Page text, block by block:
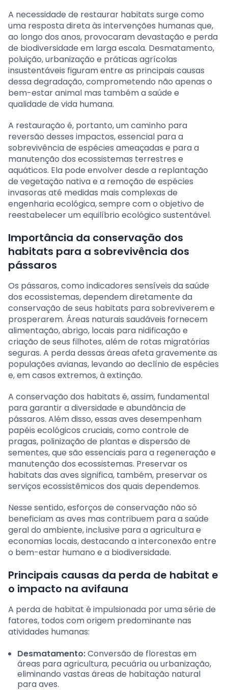
A necessidade de restaurar habitats surge como
uma resposta direta às intervenções humanas que,
ao longo dos anos, provocaram devastação e perda
de biodiversidade em larga escala. Desmatamento,
poluição, urbanização e práticas agrícolas
insustentáveis figuram entre as principais causas
dessa degradação, comprometendo não apenas o
bem-estar animal mas também a saúde e
qualidade de vida humana.
A restauração é, portanto, um caminho para
reversão desses impactos, essencial para a
sobrevivência de espécies ameaçadas e para a
manutenção dos ecossistemas terrestres e
aquáticos. Ela pode envolver desde a replantação
de vegetação nativa e a remoção de espécies
invasoras até medidas mais complexas de
engenharia ecológica, sempre com o objetivo de
reestabelecer um equilíbrio ecológico sustentável.
Importância da conservação dos
habitats para a sobrevivência dos
pássaros
Os pássaros, como indicadores sensíveis da saúde
dos ecossistemas, dependem diretamente da
conservação de seus habitats para sobreviverem e
prosperarem. Áreas naturais saudáveis fornecem
alimentação, abrigo, locais para nidificação e
criação de seus filhotes, além de rotas migratórias
seguras. A perda dessas áreas afeta gravemente as
populações avianas, levando ao declínio de espécies
e, em casos extremos, à extinção.
A conservação dos habitats é, assim, fundamental
para garantir a diversidade e abundância de
pássaros. Além disso, essas aves desempenham
papéis ecológicos cruciais, como controle de
pragas, polinização de plantas e dispersão de
sementes, que são essenciais para a regeneração e
manutenção dos ecossistemas. Preservar os
habitats das aves significa, também, preservar os
serviços ecossistêmicos dos quais dependemos.
Nesse sentido, esforços de conservação não só
beneficiam as aves mas contribuem para a saúde
geral do ambiente, inclusive para a agricultura e
economias locais, destacando a interconexão entre
o bem-estar humano e a biodiversidade.
Principais causas da perda de habitat e
o impacto na avifauna
A perda de habitat é impulsionada por uma série de
fatores, todos com origem predominante nas
atividades humanas:
Desmatamento:Conversão de florestas em
áreas para agricultura, pecuária ou urbanização,
eliminando vastas áreas de habitação natural
para aves.